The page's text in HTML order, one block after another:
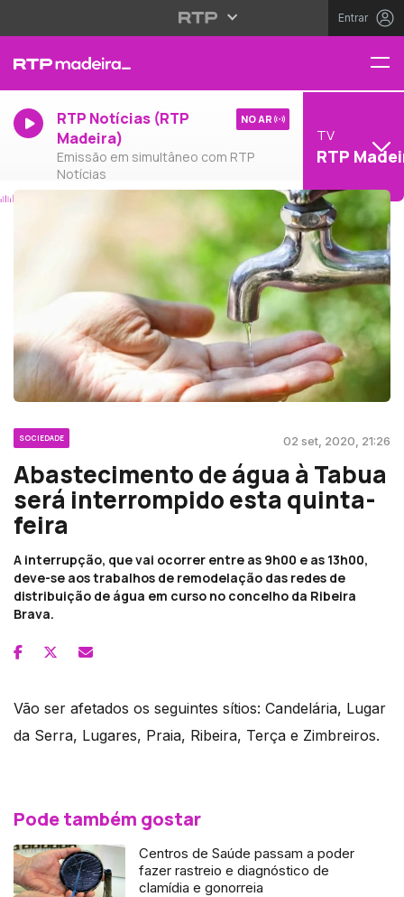
Entrar
RTP Notícias (RTP
Madeira)
Emissão em simultâneo com RTP
Notícias
NO AR
TV
RTP
SOCIEDADE 02 set, 2020, 21:26
Abastecimento de água à Tabua
será interrompido esta quinta-
feira
A interrupção, que vai ocorrer entre as 9h00 e as 13h00,
deve-se aos trabalhos de remodelação das redes de
distribuição de água em curso no concelho da Ribeira
Brava.
Vão ser afetados os seguintes sítios: Candelária, Lugar
da Serra, Lugares, Praia, Ribeira, Terça e Zimbreiros.
Pode também gostar
Centros de Saúde passam a poder
fazer rastreio e diagnóstico de
clamídia e gonorreia